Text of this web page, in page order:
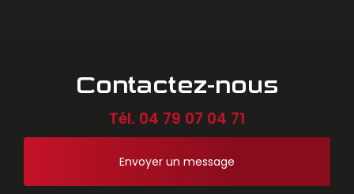
Contactez-nous
Tél. 04 79 07 04 71
Envoyer un message